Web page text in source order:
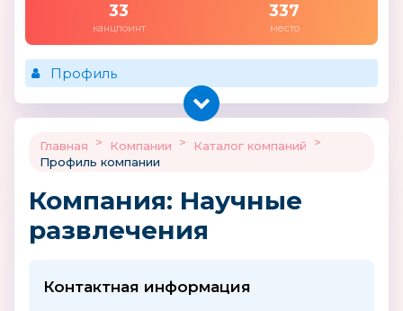
33
канцпоинт
337
место
Профиль
Главная > Компании > Каталог компаний
>
Профиль компании
Компания: Научные
развлечения
Контактная информация